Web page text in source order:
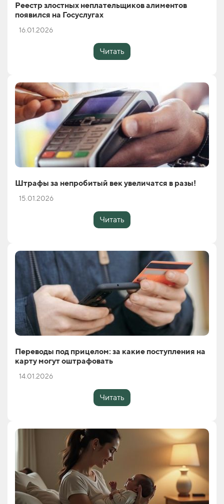
Реестр злостных неплательщиков алиментов
появился на Госуслугах
16.01.2026
Читать
Штрафы за непробитый век увеличатся в разы!
15.01.2026
Читать
Переводы под прицелом: за какие поступления на
карту могут оштрафовать
14.01.2026
Читать